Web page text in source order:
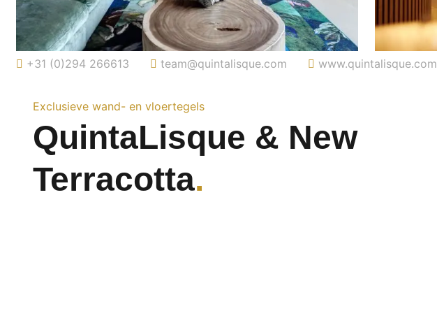
+31 (0)294 266613 team@quintalisque.com www.quintalisque.com
Exclusieve wand- en vloertegels
QuintaLisque & New
Terracotta